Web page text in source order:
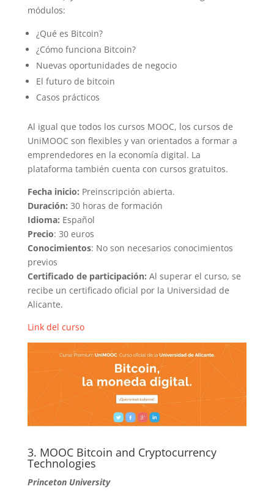
módulos:
¿Qué es Bitcoin?
¿Cómo funciona Bitcoin?
Nuevas oportunidades de negocio
El futuro de bitcoin
Casos prácticos
Al igual que todos los cursos MOOC, los cursos de
UniMOOC son flexibles y van orientados a formar a
emprendedores en la economía digital. La
plataforma también cuenta con cursos gratuitos.
Fecha inicio: Preinscripción abierta.
Duración: 30 horas de formación
Idioma: Español
Precio: 30 euros
Conocimientos: No son necesarios conocimientos
previos
Certificado de participación: Al superar el curso, se
recibe un certificado oficial por la Universidad de
Alicante.
Link del curso
3. MOOC Bitcoin and Cryptocurrency
Technologies
Princeton University